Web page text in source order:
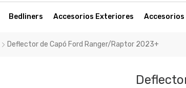
Bedliners Accesorios Exteriores
Deflector de Capó Ford Ranger/Raptor 2023+